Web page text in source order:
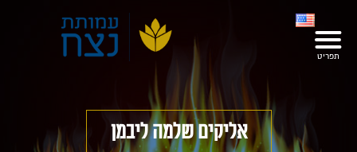
אליקים שלמה ליבמן